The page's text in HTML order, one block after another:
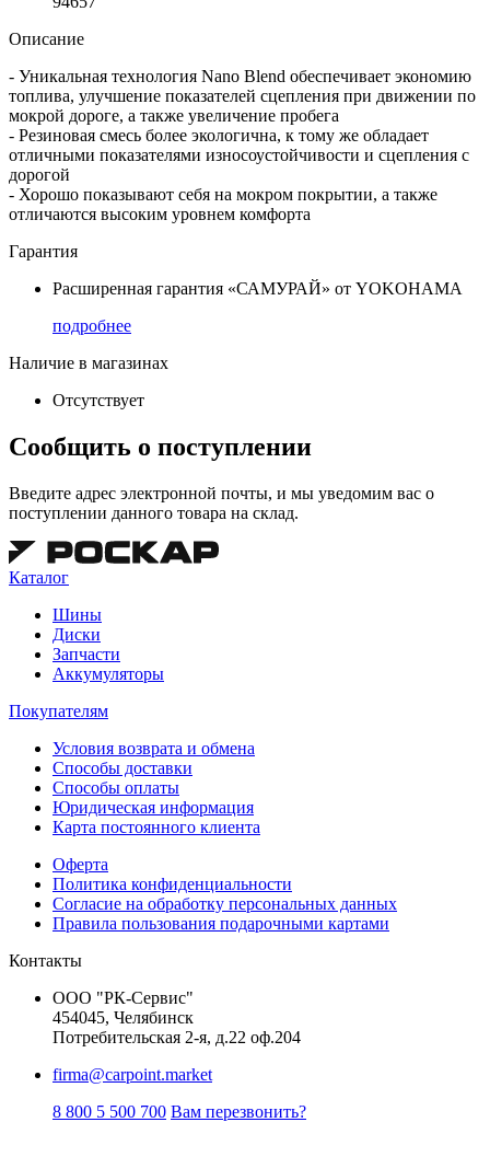
Описание
- Уникальная технология Nano Blend обеспечивает экономию
топлива, улучшение показателей сцепления при движении по
мокрой дороге, а также увеличение пробега
- Резиновая смесь более экологична, к тому же обладает
отличными показателями износоустойчивости и сцепления с
дорогой
- Хорошо показывают себя на мокром покрытии, а также
отличаются высоким уровнем комфорта
Гарантия
Расширенная гарантия «САМУРАЙ» от YOKOHAMA
подробнее
Наличие в магазинах
Отсутствует
Сообщить о поступлении
Введите адрес электронной почты, и мы уведомим вас о
поступлении данного товара на склад.
Каталог
Шины
Диски
Запчасти
Аккумуляторы
Покупателям
Условия возврата и обмена
Способы доставки
Способы оплаты
Юридическая информация
Карта постоянного клиента
Оферта
Политика конфиденциальности
Согласие на обработку персональных данных
Правила пользования подарочными картами
Контакты
ООО "РК-Сервис"
454045, Челябинск
Потребительская 2-я, д.22 оф.204
firma@carpoint.market
8 800 5 500 700 Вам перезвонить?